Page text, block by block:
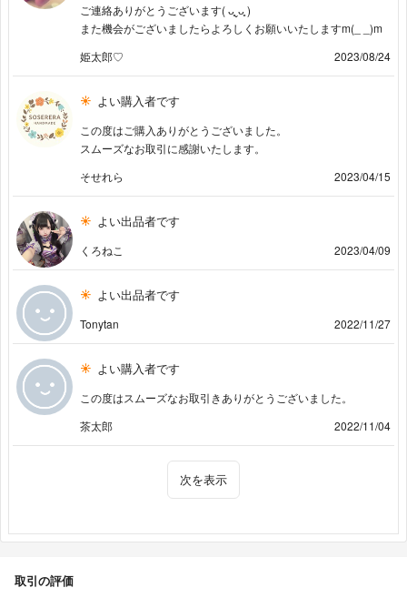
ご連絡ありがとうございます( ᴗ͈ˬᴗ͈ )
また機会がございましたらよろしくお願いいたしますm(_ _)m
姫太郎♡
2023/08/24
よい購入者です
この度はご購入ありがとうございました。
スムーズなお取引に感謝いたします。
そせれら
2023/04/15
よい出品者です
くろねこ 2023/04/09
よい出品者です
Tonytan 2022/11/27
よい購入者です
この度はスムーズなお取引きありがとうございました。
茶太郎
2022/11/04
次を表示
取引の評価